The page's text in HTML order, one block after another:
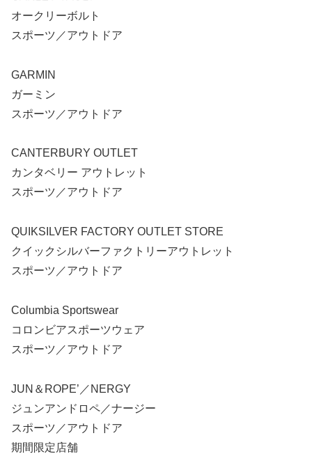
オークリーボルト
スポーツ／アウトドア
GARMIN
ガーミン
スポーツ／アウトドア
CANTERBURY OUTLET
カンタベリー アウトレット
スポーツ／アウトドア
QUIKSILVER FACTORY OUTLET STORE
クイックシルバーファクトリーアウトレット
スポーツ／アウトドア
Columbia Sportswear
コロンビアスポーツウェア
スポーツ／アウトドア
JUN＆ROPE’／NERGY
ジュンアンドロペ／ナージー
スポーツ／アウトドア
期間限定店舗